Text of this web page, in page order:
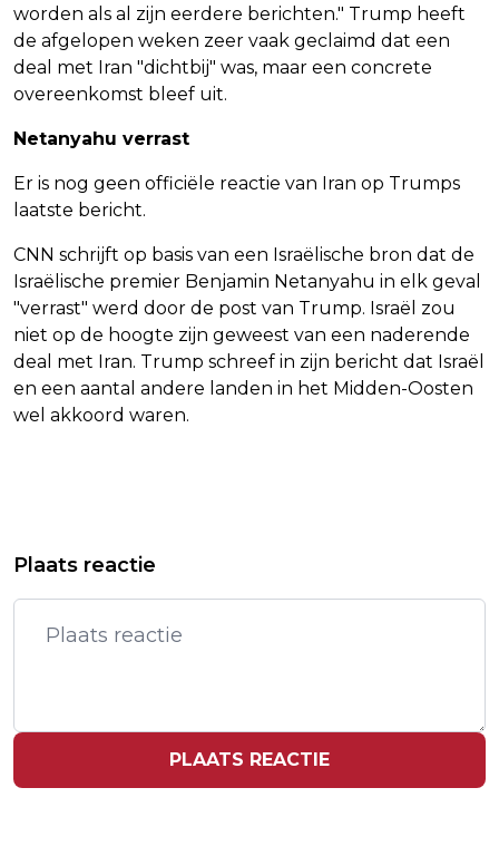
worden als al zijn eerdere berichten." Trump heeft
de afgelopen weken zeer vaak geclaimd dat een
deal met Iran "dichtbij" was, maar een concrete
overeenkomst bleef uit.
Netanyahu verrast
Er is nog geen officiële reactie van Iran op Trumps
laatste bericht.
CNN schrijft op basis van een Israëlische bron dat de
Israëlische premier Benjamin Netanyahu in elk geval
"verrast" werd door de post van Trump. Israël zou
niet op de hoogte zijn geweest van een naderende
deal met Iran. Trump schreef in zijn bericht dat Israël
en een aantal andere landen in het Midden-Oosten
wel akkoord waren.
OPMERKINGEN TRUMP OVER
TRUMP DENKT DAT DEAL MET IRAN
DIT WEEKEND KAN WORDEN
GETEKEND
Plaats reactie
PLAATS REACTIE